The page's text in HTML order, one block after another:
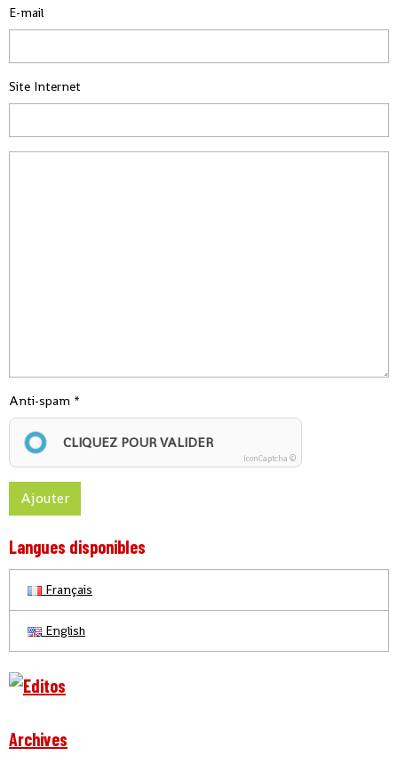
E-mail
Site Internet
Anti-spam
CLIQUEZ POUR VALIDER
IconCaptcha ©
Ajouter
Langues disponibles
Français
English
Archives